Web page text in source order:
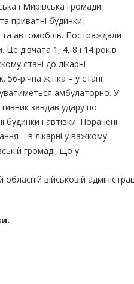
і Мирівська громади.
приватні будинки,
та автомобіль. Постраждали
дівчата 1, 4, 8 і 14 років
стані до лікарні
56-річна жінка – у стані
амбулаторно. У
завдав удару по
будинки і автівки. Поранені
– в лікарні у важкому
громаді, що у
військовій